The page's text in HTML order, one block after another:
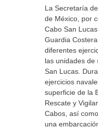
La Secretaría
de México, por
Cabo San
Guardia
diferentes
las unidades de
San Lucas.
ejercicios
superficie de la
Rescate y
Cabos, así
una